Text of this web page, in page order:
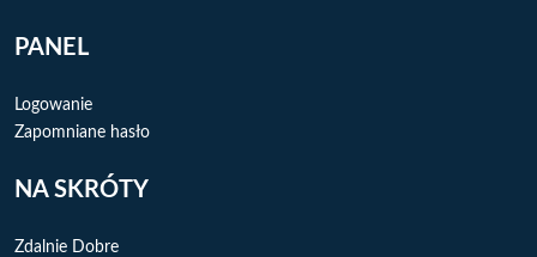
PANEL
Logowanie
Zapomniane hasło
NA SKRÓTY
Zdalnie Dobre